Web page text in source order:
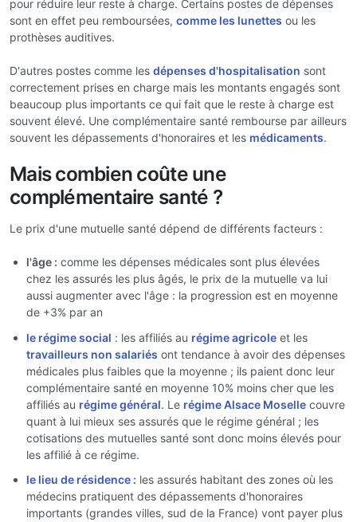
pour réduire leur reste à charge. Certains postes de dépenses
sont en effet peu remboursées, comme les lunettes ou les
prothèses auditives.
D'autres postes comme les dépenses d'hospitalisation sont
correctement prises en charge mais les montants engagés sont
beaucoup plus importants ce qui fait que le reste à charge est
souvent élevé. Une complémentaire santé rembourse par ailleurs
souvent les dépassements d'honoraires et les médicaments.
Mais combien coûte une
complémentaire santé ?
Le prix d'une mutuelle santé dépend de différents facteurs :
l'âge : comme les dépenses médicales sont plus élevées
chez les assurés les plus âgés, le prix de la mutuelle va lui
aussi augmenter avec l'âge : la progression est en moyenne
de +3% par an
le régime social : les affiliés au régime agricole et les
travailleurs non salariés ont tendance à avoir des dépenses
médicales plus faibles que la moyenne ; ils paient donc leur
complémentaire santé en moyenne 10% moins cher que les
affiliés au régime général. Le régime Alsace Moselle couvre
quant à lui mieux ses assurés que le régime général ; les
cotisations des mutuelles santé sont donc moins élevés pour
les affilié à ce régime.
le lieu de résidence : les assurés habitant des zones où les
médecins pratiquent des dépassements d'honoraires
importants (grandes villes, sud de la France) vont payer plus